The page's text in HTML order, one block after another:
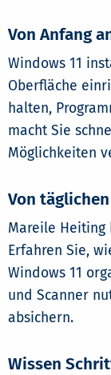
Von Anfang
Windows 11
Oberfläche
halten,
macht Sie
Möglichkeiten
Von
Mareile Heiting
Erfahren Sie,
Windows 11
und Scanner
absichern.
Wissen